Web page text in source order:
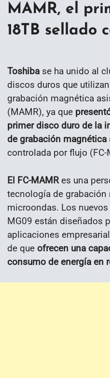
MAMR, el
18TB sellado
Toshiba se ha unido al
discos duros que
grabación magnética
(MAMR), ya que
primer disco duro de la
de grabación
controlada por flujo (FC-
El FC-MAMR es una
tecnología de
microondas. Los
MG09 están diseñados
aplicaciones
de que ofrecen una
consumo de energía en